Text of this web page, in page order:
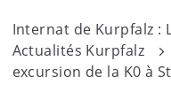
Internat de Kurpfalz :
Actualités Kurpfalz
excursion de la K0 à